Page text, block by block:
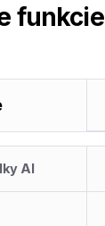
funkcie
AI